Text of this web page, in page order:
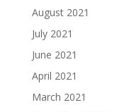
August 2021
July 2021
June 2021
April 2021
March 2021